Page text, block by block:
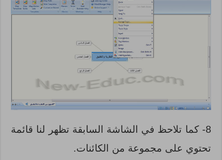
8- كما تلاحظ في الشاشة السابقة تظهر لنا قائمة
تحتوي على مجموعة من الكائنات.